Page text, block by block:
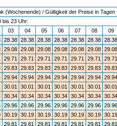
(Wochenende) / Gültigkeit der Preise in Tagen
bis 23 Uhr:
03 04 05 06 07 08 09
28.38 28.38 28.38 28.38 28.38 28.38 28.38
29.08 29.08 29.08 29.08 29.08 29.08 29.08
29.71 29.71 29.71 29.71 29.71 29.71 29.71
29.83 29.83 29.83 29.83 29.83 29.83 29.83
29.94 29.94 29.94 29.94 29.94 29.94 29.94
30.01 30.01 30.01 30.01 30.01 30.01 30.01
30.34 30.34 30.34 30.34 30.34 30.34 30.34
29.96 29.96 29.96 29.96 29.96 29.96 29.96
30.19 30.19 30.19 30.19 30.19 30.19 30.19
29.81 29.81 29.81 29.81 29.81 29.81 29.81